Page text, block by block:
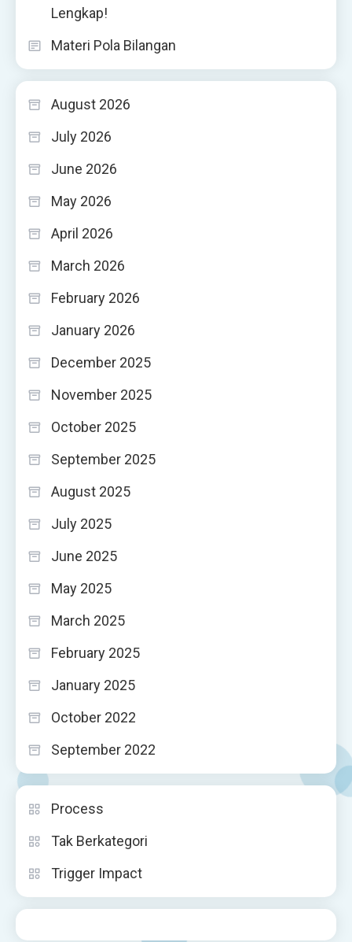
Lengkap!
Materi Pola Bilangan
August 2026
July 2026
June 2026
May 2026
April 2026
March 2026
February 2026
January 2026
December 2025
November 2025
October 2025
September 2025
August 2025
July 2025
June 2025
May 2025
March 2025
February 2025
January 2025
October 2022
September 2022
Process
Tak Berkategori
Trigger Impact